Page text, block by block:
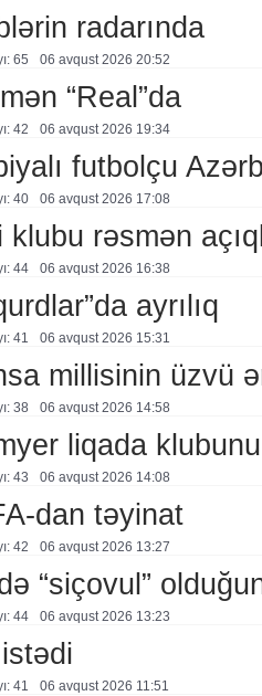
radarında
65 06 avqust 2026 20:52
“Real”da
42 06 avqust 2026 19:34
futbolçu
40 06 avqust 2026 17:08
klubu rəsmən
44 06 avqust 2026 16:38
ayrılıq
41 06 avqust 2026 15:31
millisinin üzvü
38 06 avqust 2026 14:58
liqada
43 06 avqust 2026 14:08
dan təyinat
42 06 avqust 2026 13:27
“siçovul”
44 06 avqust 2026 13:23
41 06 avqust 2026 11:51